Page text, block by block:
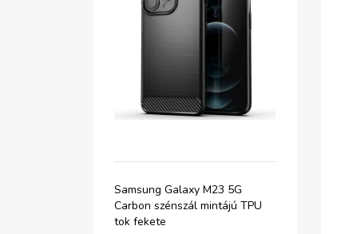
Samsung Galaxy M23 5G
Carbon szénszál mintájú TPU
tok fekete